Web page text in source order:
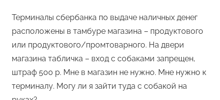
Терминалы сбербанка по выдаче наличных денег
расположены в тамбуре магазина – продуктового
или продуктового/промтоварного. На двери
магазина табличка – вход с собаками запрещен,
штраф 500 р. Мне в магазин не нужно. Мне нужно к
терминалу. Могу ли я зайти туда с собакой на